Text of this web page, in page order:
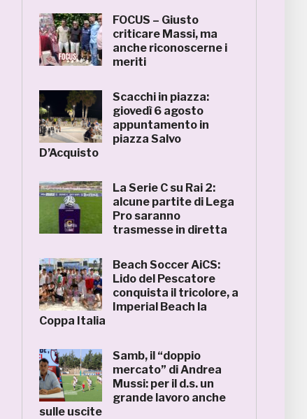
FOCUS – Giusto
criticare Massi, ma
anche riconoscerne i
meriti
Scacchi in piazza:
giovedì 6 agosto
appuntamento in
piazza Salvo
D’Acquisto
La Serie C su Rai 2:
alcune partite di Lega
Pro saranno
trasmesse in diretta
Beach Soccer AiCS:
Lido del Pescatore
conquista il tricolore, a
Imperial Beach la
Coppa Italia
Samb, il “doppio
mercato” di Andrea
Mussi: per il d.s. un
grande lavoro anche
sulle uscite